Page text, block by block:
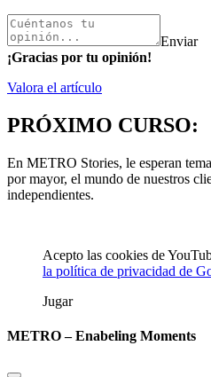
Enviar
¡Gracias por tu opinión!
Valora el artículo
PRÓXIMO CURSO:
En METRO Stories, le esperan
por mayor, el mundo de nuestros
independientes.
Acepto las cookies de
la política de privacidad de
Jugar
METRO – Enabeling Moments